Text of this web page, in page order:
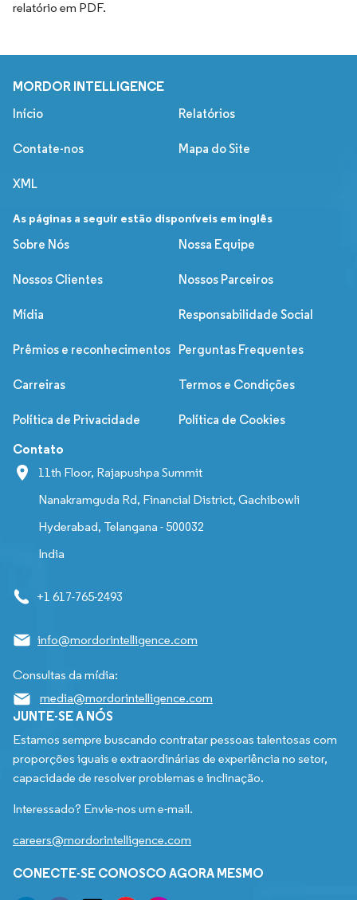
relatório em PDF.
MORDOR INTELLIGENCE
Início Relatórios
Contate-nos Mapa do Site
XML
As páginas a seguir estão disponíveis em inglês
Sobre Nós
Nossa Equipe
Nossos Clientes Nossos Parceiros
Mídia Responsabilidade Social
Prêmios e reconhecimentos Perguntas Frequentes
Carreiras Termos e Condições
Política de Privacidade Política de Cookies
Contato
11th Floor, Rajapushpa Summit
Nanakramguda Rd, Financial District, Gachibowli
Hyderabad, Telangana - 500032
India
+1 617-765-2493
info@mordorintelligence.com
Consultas da mídia:
media@mordorintelligence.com
JUNTE-SE A NÓS
Estamos sempre buscando contratar pessoas talentosas com
proporções iguais e extraordinárias de experiência no setor,
capacidade de resolver problemas e inclinação.
Interessado? Envie-nos um e-mail.
careers@mordorintelligence.com
CONECTE-SE CONOSCO AGORA MESMO